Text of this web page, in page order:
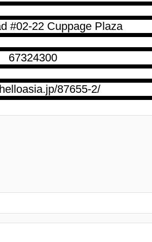
#02-22 Cuppage Plaza
67324300
87655-2/